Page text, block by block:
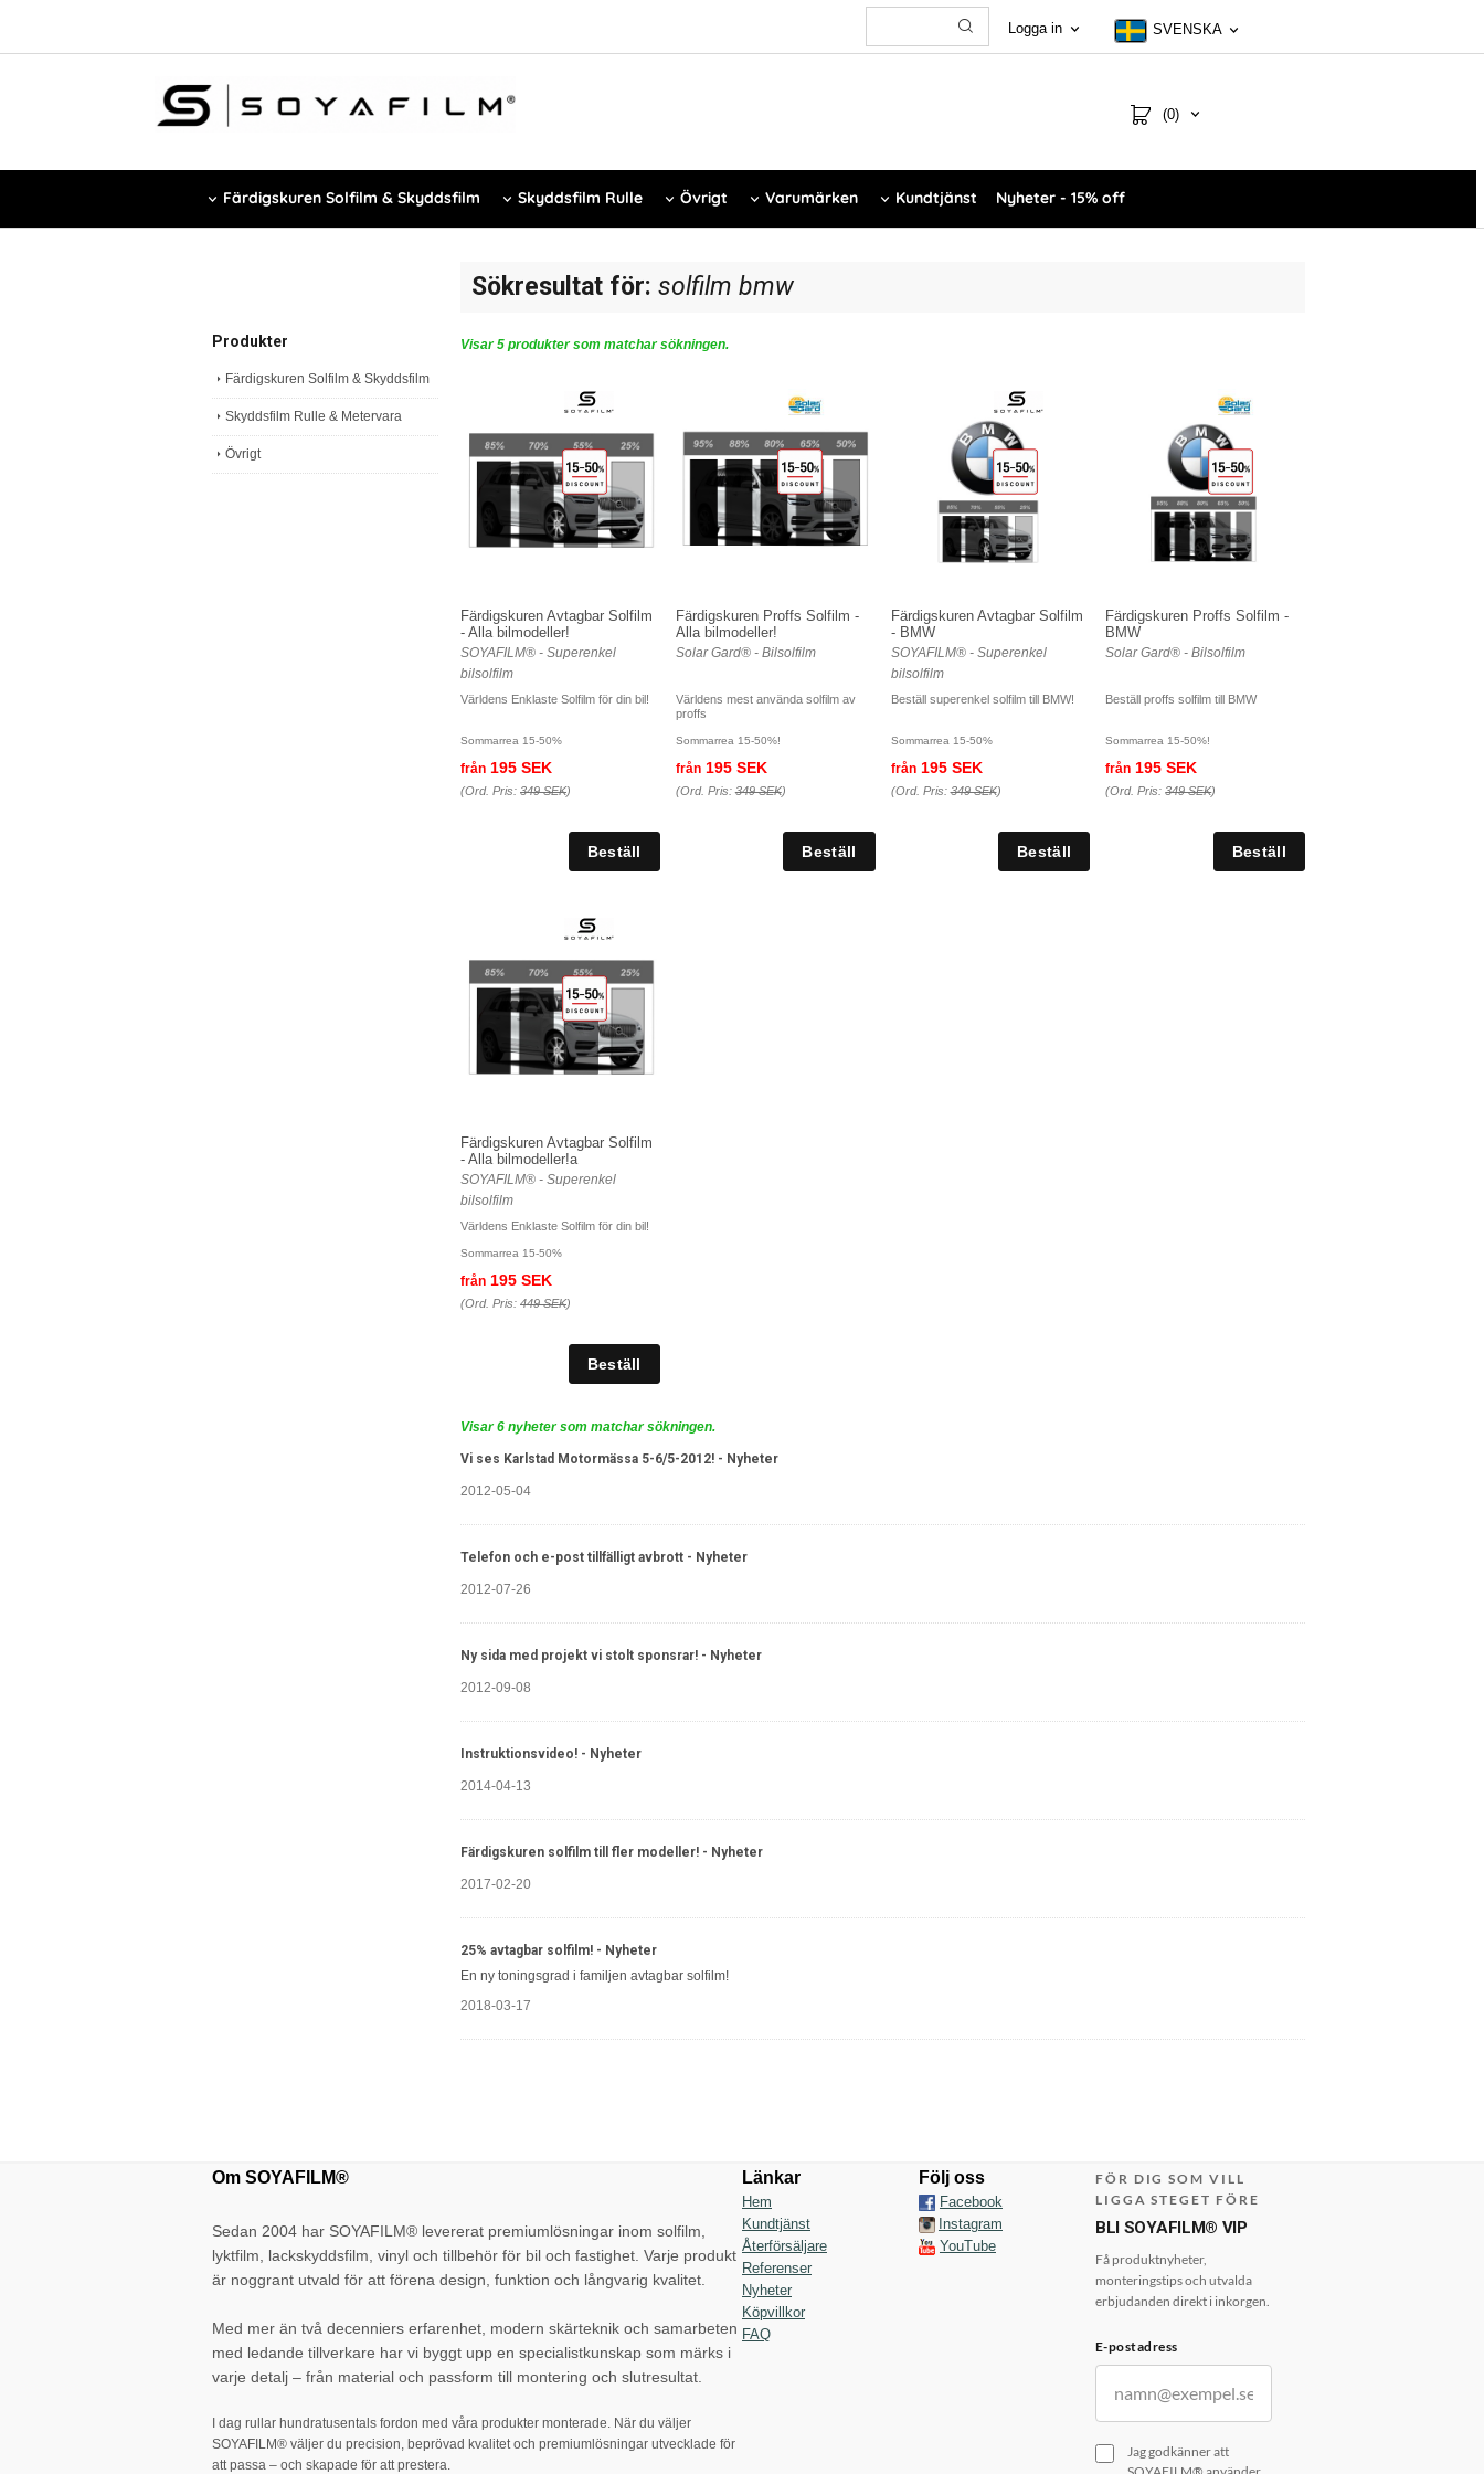
Logga in SVENSKA
(0)
Färdigskuren Solfilm & Skyddsfilm Skyddsfilm Rulle Övrigt Varumärken Kundtjänst Nyheter - 15% off
Produkter
Färdigskuren Solfilm & Skyddsfilm
Skyddsfilm Rulle & Metervara
Övrigt
Sökresultat för: solfilm bmw
Visar 5 produkter som matchar sökningen.
Färdigskuren Avtagbar Solfilm
- Alla bilmodeller!
SOYAFILM® - Superenkel
bilsolfilm
Världens Enklaste Solfilm för din bil!
Sommarrea 15-50%
från 195 SEK
(Ord. Pris: 349 SEK)
Färdigskuren Proffs Solfilm -
Alla bilmodeller!
Solar Gard® - Bilsolfilm
Världens mest använda solfilm av
proffs
Sommarrea 15-50%!
från195 SEK
(Ord. Pris:349 SEK)
Färdigskuren Avtagbar Solfilm
- BMW
SOYAFILM® - Superenkel
bilsolfilm
Beställ superenkel solfilm till BMW!
Sommarrea 15-50%
från195 SEK
(Ord. Pris:349 SEK)
Färdigskuren Proffs Solfilm -
BMW
Solar Gard® - Bilsolfilm
Beställ proffs solfilm till BMW
Sommarrea 15-50%!
från 195 SEK
(Ord. Pris:349 SEK)
Färdigskuren Avtagbar Solfilm
- Alla bilmodeller!a
SOYAFILM® - Superenkel
bilsolfilm
Världens Enklaste Solfilm för din bil!
Sommarrea 15-50%
från 195 SEK
(Ord. Pris: 449 SEK)
Visar 6 nyheter som matchar sökningen.
Vi ses Karlstad Motormässa 5-6/5-2012! - Nyheter
2012-05-04
Telefon och e-post tillfälligt avbrott - Nyheter
2012-07-26
Ny sida med projekt vi stolt sponsrar! - Nyheter
2012-09-08
Instruktionsvideo! - Nyheter
2014-04-13
Färdigskuren solfilm till fler modeller! - Nyheter
2017-02-20
25% avtagbar solfilm! - Nyheter
En ny toningsgrad i familjen avtagbar solfilm!
2018-03-17
Om SOYAFILM®
Sedan 2004 har SOYAFILM® levererat premiumlösningar inom solfilm,
lyktfilm, lackskyddsfilm, vinyl och tillbehör för bil och fastighet. Varje produkt
är noggrant utvald för att förena design, funktion och långvarig kvalitet.
Med mer än två decenniers erfarenhet, modern skärteknik och samarbeten
med ledande tillverkare har vi byggt upp en specialistkunskap som märks i
varje detalj – från material och passform till montering och slutresultat.
I dag rullar hundratusentals fordon med våra produkter monterade. När du väljer
SOYAFILM® väljer du precision, beprövad kvalitet och premiumlösningar utvecklade för
att passa – och skapade för att prestera.
Länkar
Hem
Kundtjänst
Återförsäljare
Referenser
Nyheter
Köpvillkor
FAQ
Följ oss
Facebook
Instagram
YouTube
FÖR DIG SOM VILL
LIGGA STEGET FÖRE
BLI SOYAFILM® VIP
Få produktnyheter,
monteringstips och utvalda
erbjudanden direkt i inkorgen.
E-postadress
Jag godkänner att